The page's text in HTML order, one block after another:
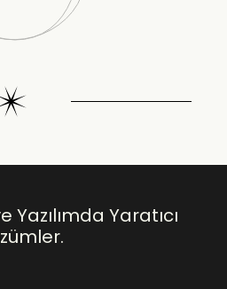
Yazılımda Yaratıcı